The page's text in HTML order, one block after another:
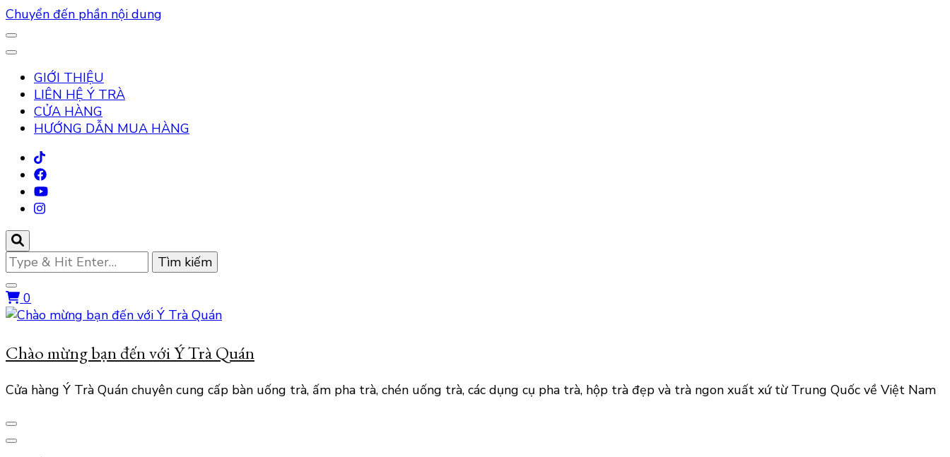
Chuyển đến phần nội dung
GIỚI THIỆU
LIÊN HỆ Ý TRÀ
CỬA HÀNG
HƯỚNG DẪN MUA HÀNG
Bạn
muốn
tìm
kiếm?
0
Chào mừng bạn đến với Ý Trà Quán
Cửa hàng Ý Trà Quán chuyên cung cấp bàn uống trà, ấm pha trà, chén uống trà, các dụng cụ pha trà, hộp trà đẹp và trà ngon xuất xứ từ Trung Quốc về Việt Nam